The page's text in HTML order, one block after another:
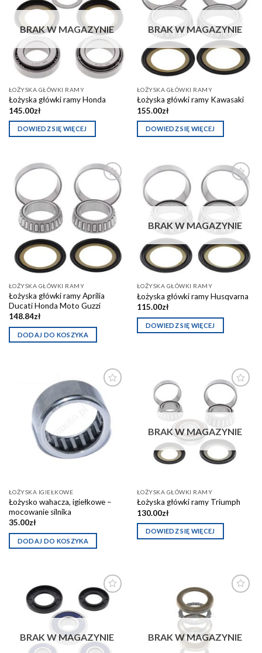
Dodaj do
schowka
BRAK W MAGAZYNIE
ŁOŻYSKA GŁÓWKI RAMY
Łożyska główki ramy Honda
145.00zł
DOWIEDZ SIĘ WIĘCEJ
Dodaj do
BRAK W MAGAZYNIE
ŁOŻYSKA GŁÓWKI RAMY
Łożyska główki ramy Kawasaki
155.00zł
DOWIEDZ SIĘ WIĘCEJ
Dodaj do
schowka
ŁOŻYSKA GŁÓWKI RAMY
Łożyska główki ramy Aprilia
Ducati Honda Moto Guzzi
148.84zł
DODAJ DO KOSZYKA
Dodaj do
schowka
BRAK W MAGAZYNIE
ŁOŻYSKA GŁÓWKI RAMY
Łożyska główki ramy Husqvarna
115.00zł
DOWIEDZ SIĘ WIĘCEJ
Dodaj do
schowka
ŁOŻYSKA IGIEŁKOWE
Łożysko wahacza, igiełkowe –
mocowanie silnika
35.00zł
DODAJ DO KOSZYKA
BRAK W MAGAZYNIE
ŁOŻYSKA GŁÓWKI RAMY
Łożyska główki ramy Triumph
130.00zł
DOWIEDZ SIĘ WIĘCEJ
BRAK W MAGAZYNIE BRAK W MAGAZYNIE